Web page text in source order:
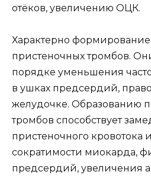
отёков, увеличению ОЦК.
Характерно формирование
пристеночных тромбов.
порядке уменьшения
в ушках предсердий,
желудочке. Образованию
тромбов способствует
пристеночного кровотока
сократимости миокарда,
предсердий, увеличения